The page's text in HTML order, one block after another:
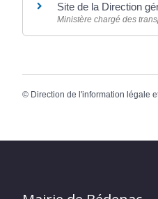
Site de la Direction
Ministère chargé des
© Direction de l'information légale